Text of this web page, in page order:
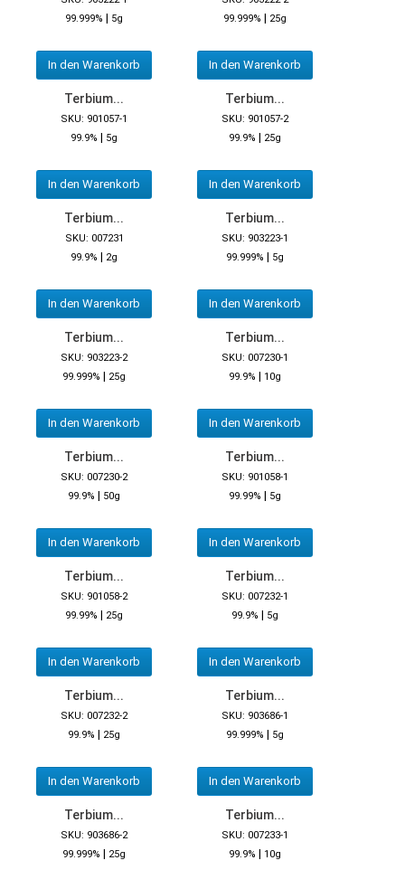
99.999% | 5g
In den Warenkorb
99.999% | 25g
In den Warenkorb
Terbium...
SKU: 901057-1
99.9% | 5g
In den Warenkorb
Terbium...
SKU: 901057-2
99.9% | 25g
In den Warenkorb
Terbium...
SKU: 007231
99.9% | 2g
In den Warenkorb
Terbium...
SKU: 903223-1
99.999% | 5g
In den Warenkorb
Terbium...
SKU: 903223-2
99.999% | 25g
In den Warenkorb
Terbium...
SKU: 007230-1
99.9% | 10g
In den Warenkorb
Terbium...
SKU: 007230-2
99.9% | 50g
In den Warenkorb
Terbium...
SKU: 901058-1
99.99% | 5g
In den Warenkorb
Terbium...
SKU: 901058-2
99.99% | 25g
In den Warenkorb
Terbium...
SKU: 007232-1
99.9% | 5g
In den Warenkorb
Terbium...
SKU: 007232-2
99.9% | 25g
In den Warenkorb
Terbium...
SKU: 903686-1
99.999% | 5g
In den Warenkorb
Terbium...
SKU: 903686-2
99.999% | 25g
Terbium...
SKU: 007233-1
99.9% | 10g